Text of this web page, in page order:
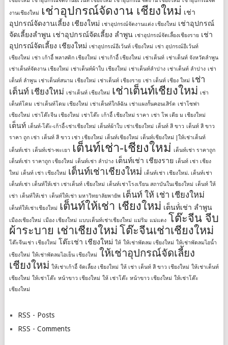
งานเชียงใหม่ เช่าอุปกรณ์จัดงาน เชียงใหม่ เช่า
อุปกรณ์จัดงานเลี้ยง เชียงใหม่ เช่าอุปกรณ์จัดงานแต่ง เชียงใหม่ เช่าอุปกรณ์
จัดเลี้ยงลําพูน เช่าอุปกรณ์จัดเลี้ยง ลําพูน เช่าอุปกรณ์จัดเลี้ยงเชียงราย เช่า
อุปกรณ์จัดเลี้ยง เชียงใหม่ เช่าอุปกรณ์อีเว้นท์ เชียงใหม่ เช่า อุปกรณ์อีเว้นท์
เชียงใหม่ เช่า เก้าอี้ พลาสติก เชียงใหม่ เช่าเก้าอี้ เชียงใหม่ เช่าเต็นท์ เช่าเต็นท์ จังหวัดลำพูน
เช่าเต็นท์จัดงาน เชียงใหม่ เช่าเต็นท์ผ้าใบ เชียงใหม่ เช่าเต็นท์ลำปาง เช่าเต็นท์ ลําปาง เช่า
เต็นท์ ลําพูน เช่าเต็นท์สนาม เชียงใหม่ เช่าเต็นท์ เชียงราย เช่า เต็นท์ เชียง ใหม่ เช่า
เต็นท์ เชียงใหม่ เช่าเต็นท์ เชียงใหม่ เช่าเต็นท์เชียงใหม่ เช่า
เต็นท์โดม เช่าเต็นท์โดม เชียงใหม่ เช่าเต็นท์ใกล้ฉัน เช่าแผงกั้นคอนเสิร์ต เช่าโซฟา
เชียงใหม่ เช่าโต๊ะจีน เชียงใหม่ เช่าโต๊ะ เก้าอี้ เชียงใหม่ ราคา เช่า โพ เดีย ม เชียงใหม่
เต็นท์ เต็นท์-โต๊ะ-เก้าอี้-เช่าเชียงใหม่ เต็นท์ผ้าใบ เช่าเชียงใหม่ เต็นท์ สี ขาว เต็นท์ สี ขาว
ราคา ถูก เช่า เต็นท์ สี ขาว เช่า เชียงใหม่ เต็นท์เชียงใหม่ เต็นท์เชียงใหม่ |ให้เช่าเต็นท์
เต็นท์เช่า เต็นท์เช่า-พะเยา เต็นท์เช่า-เชียงใหม่ เต็นท์เช่า ราคาถูก
เต็นท์เช่า ราคาถูก เชียงใหม่ เต็นท์เช่า ลำปาง เต็นท์เช่า เชียงราย เต็นท์ เช่า เชียง
ใหม่ เต็นท์ เช่า เชียงใหม่ เต็นท์เช่าเชียงใหม่ เต็นท์เช่า เชียงใหม่. เต็นท์เช่า
เต็นท์เช่า เต็นท์ให้เช่า เช่าเต็นท์ เชียงใหม่ เต็นท์เช่าโรงเรียน สถาบันในเชียงใหม่ เต็นท์ ให้
เช่า เต็นท์ให้เช่า เต็นท์ให้เช่า มหาวิทยาลัยพายัพ เต็นท์ ให้ เช่า เชียงใหม่
เต็นท์ให้เช่าเชียงใหม่ เต็นท์ให้เช่า เชียงใหม่ เต็นท์่เช่า ลำพูน
เมืองเชียงใหม่ เมือง เชียงใหม่ แบบเต็นท์เช่าเชียงใหม่ แม่ริม แม่แตง โต๊ะจีน จีบ
ผ้าระบาย เช่าเชียงใหม่ โต๊ะจีนเช่าเชียงใหม่
โต๊ะจีนเช่า เชียงใหม่ โต๊ะเช่า เชียงใหม่ ให้ ให้เช่าพัดลม เชียงใหม่ ให้เช่าพัดลมไอน้ำ
เชียงใหม่ ให้เช่าพัดลมไอเย็น เชียงใหม่ ให้เช่าอุปกรณ์จัดเลี้ยง
เชียงใหม่ ให้เช่าเก้าอี้ จัดเลี้ยง เชียงใหม่ ให้ เช่า เต็นท์ สี ขาว เชียงใหม่ ให้เช่าเต็นท์
เชียงใหม่ ให้เช่าโต๊ะ หน้าขาว เชียงใหม่ ให้ เช่าโต๊ะ หน้าขาว เชียงใหม่ ให้เช่าโต๊ะ
เชียงใหม่
RSS - Posts
RSS - Comments